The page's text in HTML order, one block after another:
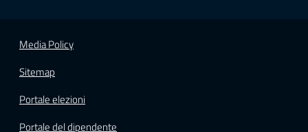
Media Policy
Sitemap
Portale elezioni
Portale del dipendente